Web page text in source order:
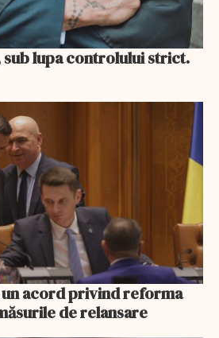
lupa controlului strict.
un acord privind reforma
de relansare